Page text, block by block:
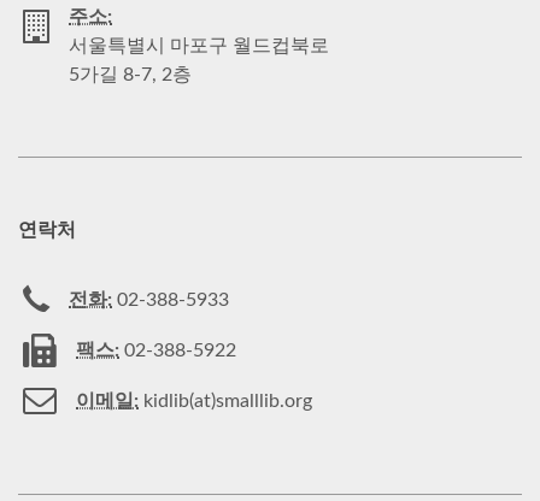
주소:
서울특별시 마포구 월드컵북로
5가길 8-7, 2층
연락처
전화: 02-388-5933
팩스: 02-388-5922
이메일: kidlib(at)smalllib.org